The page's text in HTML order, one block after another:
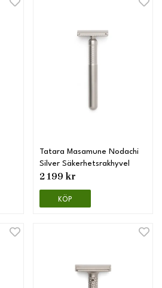
Tatara Masamune Nodachi
Silver Säkerhetsrakhyvel
2 199 kr
KÖP